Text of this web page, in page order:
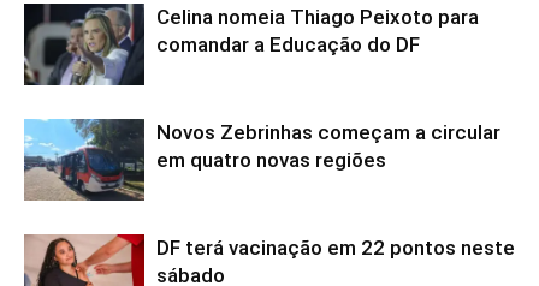
Celina nomeia Thiago Peixoto para
comandar a Educação do DF
Novos Zebrinhas começam a circular
em quatro novas regiões
DF terá vacinação em 22 pontos neste
sábado